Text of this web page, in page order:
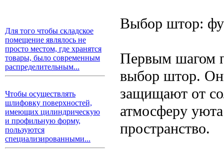
Для того чтобы складское
помещение являлось не
просто местом, где хранятся
товары, было современным
распределительным...
Чтобы осуществлять
шлифовку поверхностей,
имеющих цилиндрическую
и профильную форму,
пользуются
специализированными...
Выбор штор:
Первым шагом
выбор штор.
защищают от
атмосферу
пространство.